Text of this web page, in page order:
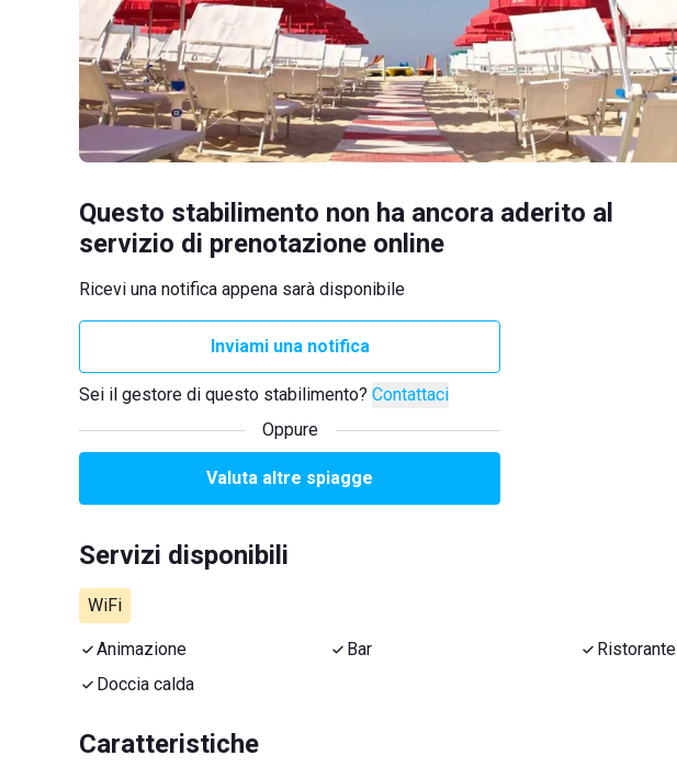
Questo stabilimento non ha ancora aderito al
servizio di prenotazione online
Ricevi una notifica appena sarà disponibile
Inviami una notifica
Sei il gestore di questo stabilimento? Contattaci
Oppure
Valuta altre spiagge
Servizi disponibili
WiFi
Animazione Bar Ristorante
Doccia calda
Caratteristiche